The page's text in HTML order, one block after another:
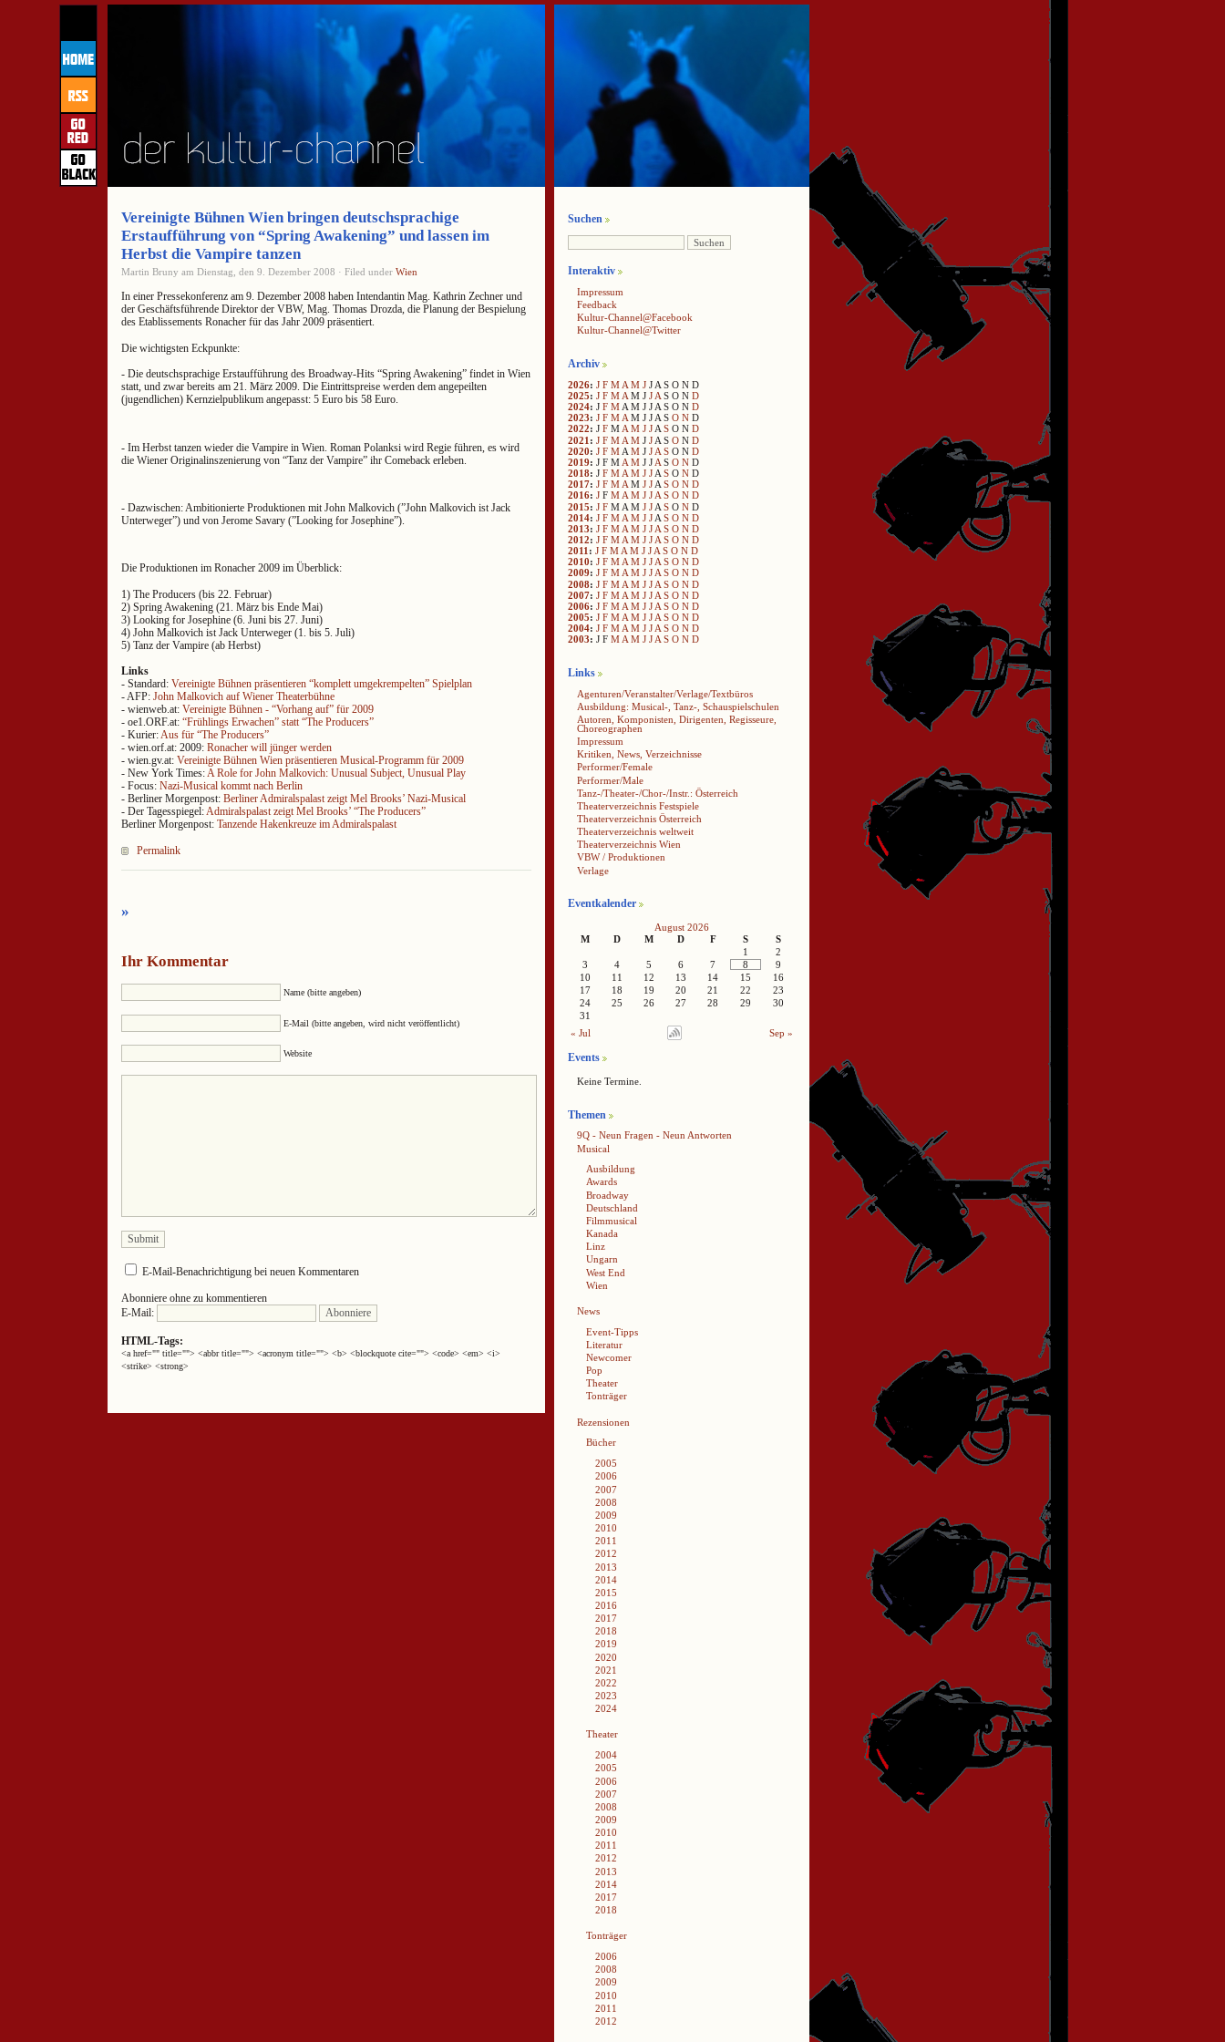
Vereinigte Bühnen Wien bringen deutschsprachige
Erstaufführung von “Spring Awakening” und lassen im
Herbst die Vampire tanzen
Martin Bruny am Dienstag, den 9. Dezember 2008 · Filed under Wien
In einer Pressekonferenz am 9. Dezember 2008 haben Intendantin Mag. Kathrin Zechner und
der Geschäftsführende Direktor der VBW, Mag. Thomas Drozda, die Planung der Bespielung
des Etablissements Ronacher für das Jahr 2009 präsentiert.
Die wichtigsten Eckpunkte:
- Die deutschsprachige Erstaufführung des Broadway-Hits “Spring Awakening” findet in Wien
statt, und zwar bereits am 21. März 2009. Die Eintrittspreise werden dem angepeilten
(jugendlichen) Kernzielpublikum angepasst: 5 Euro bis 58 Euro.
- Im Herbst tanzen wieder die Vampire in Wien. Roman Polanksi wird Regie führen, es wird
die Wiener Originalinszenierung von “Tanz der Vampire” ihr Comeback erleben.
- Dazwischen: Ambitionierte Produktionen mit John Malkovich (”John Malkovich ist Jack
Unterweger”) und von Jerome Savary (”Looking for Josephine”).
Die Produktionen im Ronacher 2009 im Überblick:
1) The Producers (bis 22. Februar)
2) Spring Awakening (21. März bis Ende Mai)
3) Looking for Josephine (6. Juni bis 27. Juni)
4) John Malkovich ist Jack Unterweger (1. bis 5. Juli)
5) Tanz der Vampire (ab Herbst)
Links
- Standard: Vereinigte Bühnen präsentieren “komplett umgekrempelten” Spielplan
- AFP: John Malkovich auf Wiener Theaterbühne
- wienweb.at: Vereinigte Bühnen - “Vorhang auf” für 2009
- oe1.ORF.at: “Frühlings Erwachen” statt “The Producers”
- Kurier:Aus für “The Producers”
- wien.orf.at: 2009: Ronacher will jünger werden
- wien.gv.at: Vereinigte Bühnen Wien präsentieren Musical-Programm für 2009
- New York Times:A Role for John Malkovich: Unusual Subject, Unusual Play
- Focus: Nazi-Musical kommt nach Berlin
- Berliner Morgenpost: Berliner Admiralspalast zeigt Mel Brooks’ Nazi-Musical
- Der Tagesspiegel:Admiralspalast zeigt Mel Brooks’ “The Producers”
Berliner Morgenpost: Tanzende Hakenkreuze im Admiralspalast
Permalink
»
Ihr Kommentar
Name (bitte angeben)
E-Mail (bitte angeben, wird nicht veröffentlicht)
Website
E-Mail-Benachrichtigung bei neuen Kommentaren
Abonniere ohne zu kommentieren
E-Mail:
HTML-Tags:
<a href="" title=""> <abbr title=""> <acronym title=""> <b> <blockquote cite=""> <code> <em> <i>
<strike> <strong>
Suchen
Interaktiv
Impressum
Feedback
Kultur-Channel@Facebook
Kultur-Channel@Twitter
Archiv
2026: J F M A M J J A S O N D
2025: J F M A M J J A S O N D
2024: J F M A M J J A S O N D
2023: J F M A M J J A S O N D
2022: J F MA M J JA S O N D
2021 : J F M A M J J A S O N D
2020: J F M A M J J A S O N D
2019: J F M A M J J A S O N D
2018: J F M A M J J A S O N D
2017: J F M A M J J A S O N D
2016: J F M A M J J A S O N D
2015: J F M A M J J A S O N D
2014: J F M A M J J A S O N D
2013: J F M A M J J A S O N D
2012: J F M A M J J A S O N D
2011 : J F M A M J J A S O N D
2010: J F M A M J J A S O N D
2009: J F MA M J JA S O N D
2008: J F M A M J J A S O N D
2007: J F M A M J J A S O N D
2006: J F M A M J J A S O N D
2005: J F M A M J J A S O N D
2004: J F M A M J J A S O N D
2003: J F M A M J J A S O N D
Links
Agenturen/Veranstalter/Verlage/Textbüros
Ausbildung: Musical-, Tanz-, Schauspielschulen
Autoren, Komponisten, Dirigenten, Regisseure,
Choreographen
Impressum
Kritiken, News, Verzeichnisse
Performer/Female
Performer/Male
Tanz-/Theater-/Chor-/Instr.: Österreich
Theaterverzeichnis Festspiele
Theaterverzeichnis Österreich
Theaterverzeichnis weltweit
Theaterverzeichnis Wien
VBW / Produktionen
Verlage
Eventkalender
August 2026
M
D M D F S
S
1
2
3
4 5 6 7 8
9
10
11 12 13 14 15
16
17
18 19 20 21 22
23
24
25 26 27 28 29
30
31
« Jul
Sep »
Events
Keine Termine.
Themen
9Q - Neun Fragen - Neun Antworten
Musical
Ausbildung
Awards
Broadway
Deutschland
Filmmusical
Kanada
Linz
Ungarn
West End
Wien
News
Event-Tipps
Literatur
Newcomer
Pop
Theater
Tonträger
Rezensionen
Bücher
2005
2006
2007
2008
2009
2010
2011
2012
2013
2014
2015
2016
2017
2018
2019
2020
2021
2022
2023
2024
Theater
2004
2005
2006
2007
2008
2009
2010
2011
2012
2013
2014
2017
2018
Tonträger
2006
2008
2009
2010
2011
2012